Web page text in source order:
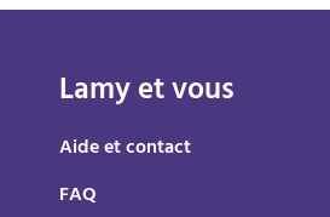
Lamy et vous
Aide et contact
FAQ